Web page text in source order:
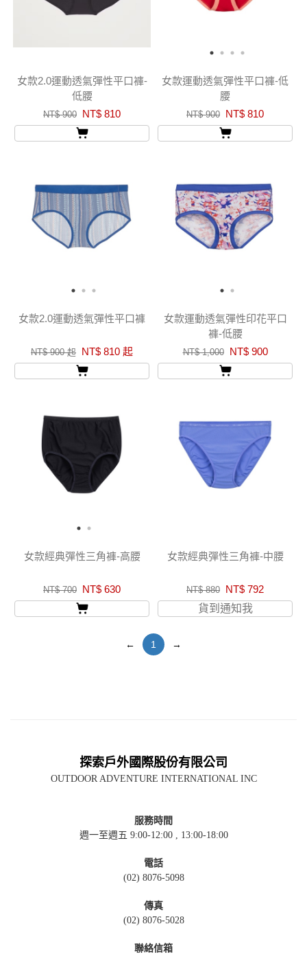
女款2.0運動透氣彈性平口褲-
低腰
NT$ 900 NT$ 810
女款運動透氣彈性平口褲-低
腰
NT$ 900 NT$ 810
女款2.0運動透氣彈性平口褲
NT$ 900 起 NT$ 810 起
女款運動透氣彈性印花平口
褲-低腰
NT$ 1,000 NT$ 900
女款經典彈性三角褲-高腰
NT$ 700 NT$ 630
女款經典彈性三角褲-中腰
NT$ 880 NT$ 792
貨到通知我
← 1 →
探索戶外國際股份有限公司
OUTDOOR ADVENTURE INTERNATIONAL INC
服務時間
週一至週五 9:00-12:00 , 13:00-18:00
電話
(02) 8076-5098
傳真
(02) 8076-5028
聯絡信箱